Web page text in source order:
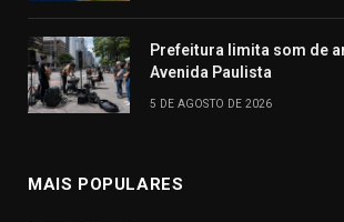
Prefeitura limita som de
Avenida Paulista
5 DE AGOSTO DE 2026
MAIS POPULARES